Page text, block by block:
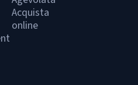
Acquista
online